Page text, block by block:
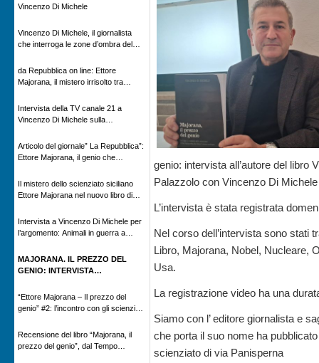
Vincenzo Di Michele
Vincenzo Di Michele, il giornalista
che interroga le zone d’ombra del
da Repubblica on line: Ettore
Majorana, il mistero irrisolto tra
Intervista della TV canale 21 a
Vincenzo Di Michele sulla
Articolo del giornale” La Repubblica”:
Ettore Majorana, il genio che
Il mistero dello scienziato siciliano
Ettore Majorana nel nuovo libro di
Adnkronos
Intervista a Vincenzo Di Michele per
l’argomento: Animali in guerra a
in onda su Espansione TV
MAJORANA. IL PREZZO DEL
GENIO: INTERVISTA
VINCENZO DI MICHELE – RADIO
RADICALE
“Ettore Majorana ‒ Il prezzo del
genio” #2: l’incontro con gli scienziati
Recensione del libro “Majorana, il
prezzo del genio”, dal Tempo
genio: intervista all’autore del libro
Palazzolo con Vincenzo Di
L’intervista è stata registrata
Nel corso dell’intervista sono stati
Libro, Majorana, Nobel, Nucleare,
Usa.
La registrazione video ha una
Siamo con l’ editore giornalista e
che porta il suo nome ha
scienziato di via Panisperna